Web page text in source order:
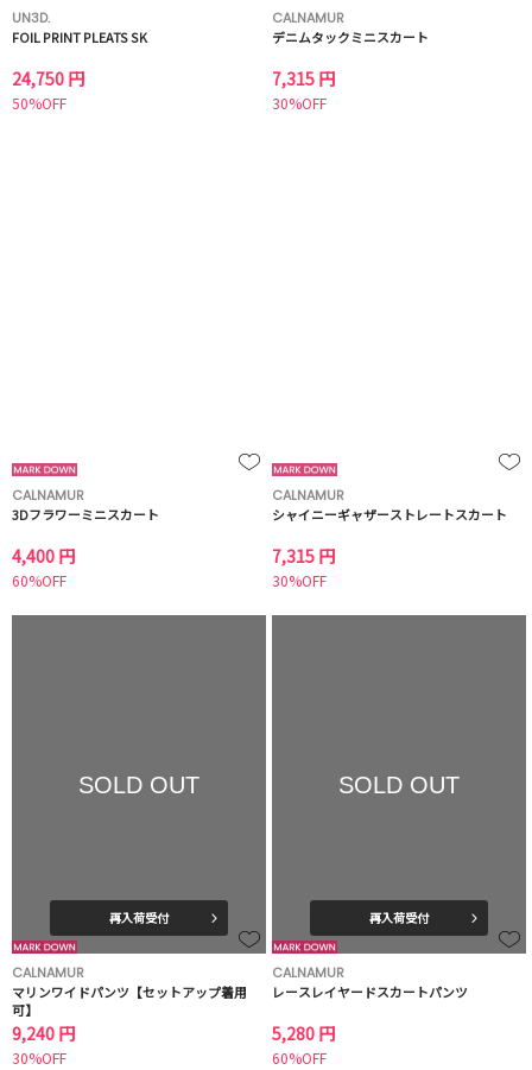
UN3D.
FOIL PRINT PLEATS SK
24,750 円
50%OFF
CALNAMUR
デニムタックミニスカート
7,315 円
30%OFF
CALNAMUR
3Dフラワーミニスカート
4,400 円
60%OFF
CALNAMUR
シャイニーギャザーストレートスカート
7,315 円
30%OFF
SOLD OUT
再入荷受付
CALNAMUR
マリンワイドパンツ【セットアップ着用
可】
9,240 円
30%OFF
SOLD OUT
再入荷受付
CALNAMUR
レースレイヤードスカートパンツ
5,280 円
60%OFF